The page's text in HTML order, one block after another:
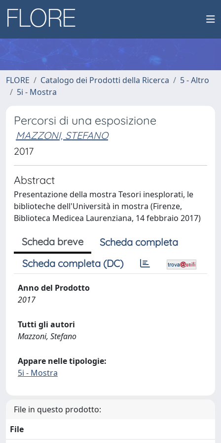
FLORE Catalogo dei Prodotti della Ricerca
5 - Altro
5i - Mostra
Percorsi di una esposizione
MAZZONI, STEFANO
2017
Abstract
Presentazione della mostra Tesori inesplorati, le
biblioteche dell'Università in mostra (Firenze,
Biblioteca Medicea Laurenziana, 14 febbraio 2017)
Scheda breve
Scheda completa
Scheda completa (DC)
Anno del Prodotto
2017
Tutti gli autori
Mazzoni, Stefano
Appare nelle tipologie:
5i - Mostra
File in questo prodotto:
File